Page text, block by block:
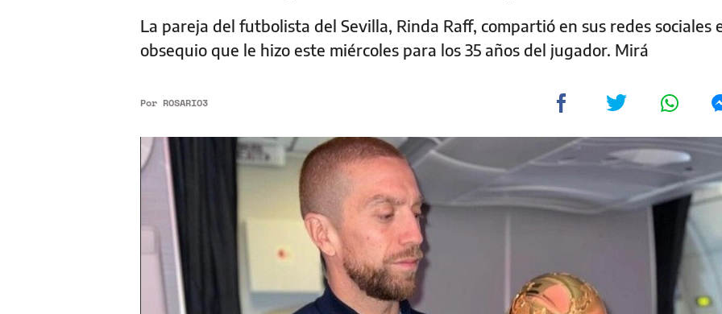
La pareja del futbolista del Sevilla, Rinda Raff, compartió en sus redes sociales
obsequio que le hizo este miércoles para los 35 años del jugador. Mirá
Por ROSARIO3